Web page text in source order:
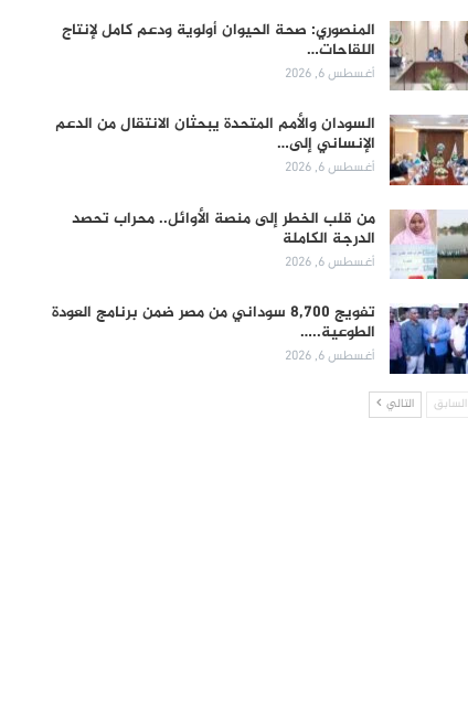
المنصوري: صحة الحيوان أولوية ودعم كامل لإنتاج
اللقاحات…
أغسطس 6, 2026
السودان والأمم المتحدة يبحثان الانتقال من الدعم
الإنساني إلى…
أغسطس 6, 2026
من قلب الخطر إلى منصة الأوائل.. محراب تحصد
الدرجة الكاملة
أغسطس 6, 2026
تفويج 8,700 سوداني من مصر ضمن برنامج العودة
الطوعية..…
أغسطس 6, 2026
السابق التالي